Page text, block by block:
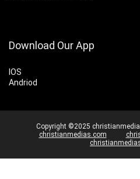
Download Our App
IOS
Andriod
Copyright ©2025
christianmedias.com